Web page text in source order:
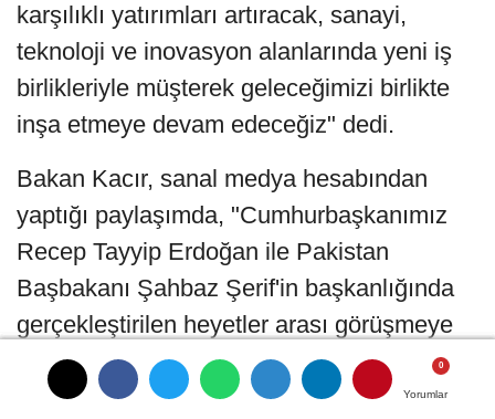
Yorumlar
Yorumlar
Yorumlar
Yorumlar
karşılıklı yatırımları artıracak, sanayi,
teknoloji ve inovasyon alanlarında yeni iş
birlikleriyle müşterek geleceğimizi birlikte
inşa etmeye devam edeceğiz" dedi.
Bakan Kacır, sanal medya hesabından
yaptığı paylaşımda, "Cumhurbaşkanımız
Recep Tayyip Erdoğan ile Pakistan
Başbakanı Şahbaz Şerif'in başkanlığında
gerçekleştirilen heyetler arası görüşmeye
katıldık. Toplantı öncesinde Pakistanlı
mevkidaşlarımızla bir araya geldik. Sayın